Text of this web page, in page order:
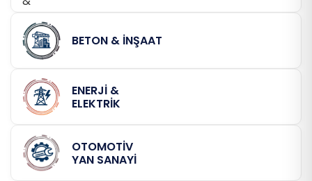
BETON & İNŞAAT
ENERJİ &
ELEKTRİK
OTOMOTİV
YAN SANAYİ